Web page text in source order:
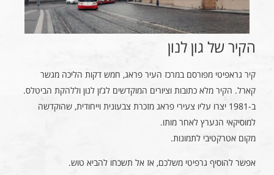
הקיר של גון לנון
קיר גראפיטי מפורסם במרכז העיר פראג, חמש דקות הליכה מגשר
קארל. הקיר מלא כתובות וציורים המוקדשים לג’ון לנון וללהקת הביטלס.
ב-1981 יצרו עליו צעירי פראג מזכרת צבעונית וייחודית, שהוקדשה
למוסיקאי הנערץ לאחר מותו.
מקום אטרקטיבי לתמונות.
אפשר להוסיף גרפיטי משלכם, אז אל תשכחו להביא טוש.